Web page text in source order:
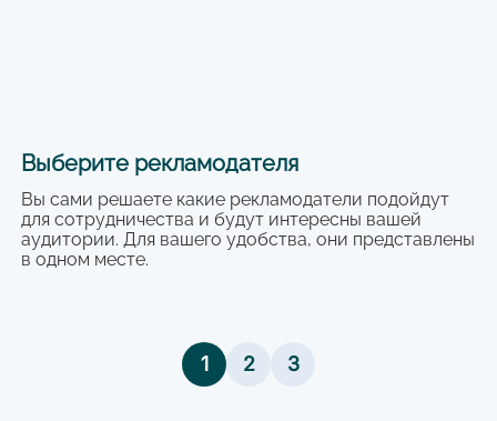
Выберите рекламодателя
Вы сами решаете какие рекламодатели подойдут
для сотрудничества и будут интересны вашей
аудитории. Для вашего удобства, они представлены
в одном месте.
1 2 3